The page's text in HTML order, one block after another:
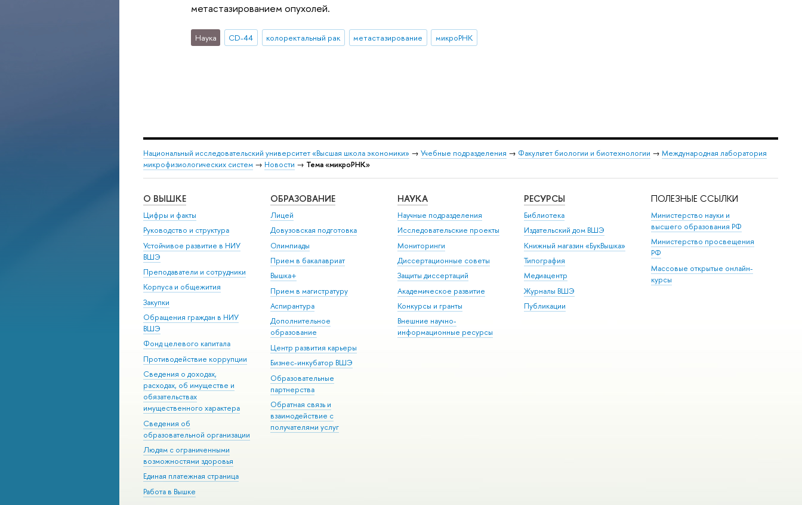
метастазированием опухолей.
Наука CD-44 колоректальный рак метастазирование микроРНК
Национальный исследовательский университет «Высшая школа экономики» → Учебные подразделения → Факультет биологии и биотехнологии → Международная лаборатория
микрофизиологических систем → Новости → Тема «микроРНК»
О ВЫШКЕ
Цифры и факты
Руководство и структура
Устойчивое развитие в НИУ
ВШЭ
Преподаватели и сотрудники
Корпуса и общежития
Закупки
Обращения граждан в НИУ
ВШЭ
Фонд целевого капитала
Противодействие коррупции
Сведения о доходах,
расходах, об имуществе и
обязательствах
имущественного характера
Сведения об
образовательной организации
Людям с ограниченными
возможностями здоровья
Единая платежная страница
Работа в Вышке
ОБРАЗОВАНИЕ
Лицей
Довузовская подготовка
Олимпиады
Прием в бакалавриат
Вышка+
Прием в магистратуру
Аспирантура
Дополнительное
образование
Центр развития карьеры
Бизнес-инкубатор ВШЭ
Образовательные
партнерства
Обратная связь и
взаимодействие с
получателями услуг
НАУКА
Научные подразделения
Исследовательские проекты
Мониторинги
Диссертационные советы
Защиты диссертаций
Академическое развитие
Конкурсы и гранты
Внешние научно-
информационные ресурсы
РЕСУРСЫ
Библиотека
Издательский дом ВШЭ
Книжный магазин «БукВышка»
Типография
Медиацентр
Журналы ВШЭ
Публикации
ПОЛЕЗНЫЕ ССЫЛКИ
Министерство науки и
высшего образования РФ
Министерство просвещения
РФ
Массовые открытые онлайн-
курсы